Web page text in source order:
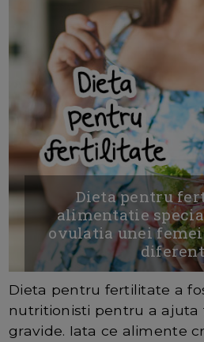
Dieta pentru
alimentatie
ovulatia unei femei
Dieta pentru fertilitate a
nutritionisti pentru a ajuta
gravide. Iata ce alimente